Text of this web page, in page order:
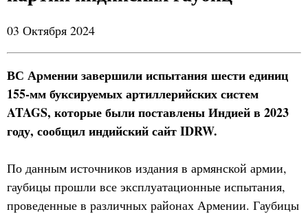
03 Октября 2024
ВС Армении завершили испытания шести единиц
155-мм буксируемых артиллерийских систем
ATAGS, которые были поставлены Индией в 2023
году, сообщил индийский сайт IDRW.
По данным источников издания в армянской армии,
гаубицы прошли все эксплуатационные испытания,
проведенные в различных районах Армении. Гаубицы